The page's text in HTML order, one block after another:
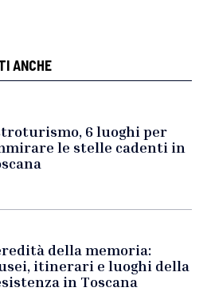
ANCHE
6 luoghi per
le stelle cadenti in
della memoria:
itinerari e luoghi della
in Toscana